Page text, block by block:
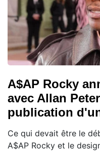
A$AP Rocky
avec Allan
publication
Ce qui devait être le
A$AP Rocky et le